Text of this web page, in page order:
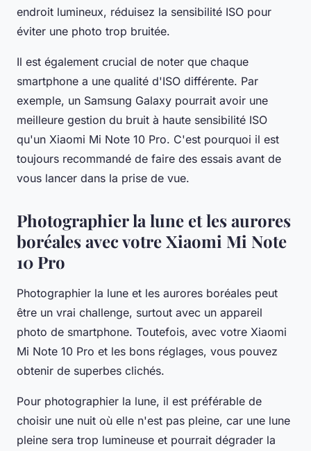
endroit lumineux, réduisez la sensibilité ISO pour
éviter une photo trop bruitée.
Il est également crucial de noter que chaque
smartphone a une qualité d'ISO différente. Par
exemple, un Samsung Galaxy pourrait avoir une
meilleure gestion du bruit à haute sensibilité ISO
qu'un Xiaomi Mi Note 10 Pro. C'est pourquoi il est
toujours recommandé de faire des essais avant de
vous lancer dans la prise de vue.
Photographier la lune et les aurores
boréales avec votre Xiaomi Mi Note
10 Pro
Photographier la lune et les aurores boréales peut
être un vrai challenge, surtout avec un appareil
photo de smartphone. Toutefois, avec votre Xiaomi
Mi Note 10 Pro et les bons réglages, vous pouvez
obtenir de superbes clichés.
Pour photographier la lune, il est préférable de
choisir une nuit où elle n'est pas pleine, car une lune
pleine sera trop lumineuse et pourrait dégrader la